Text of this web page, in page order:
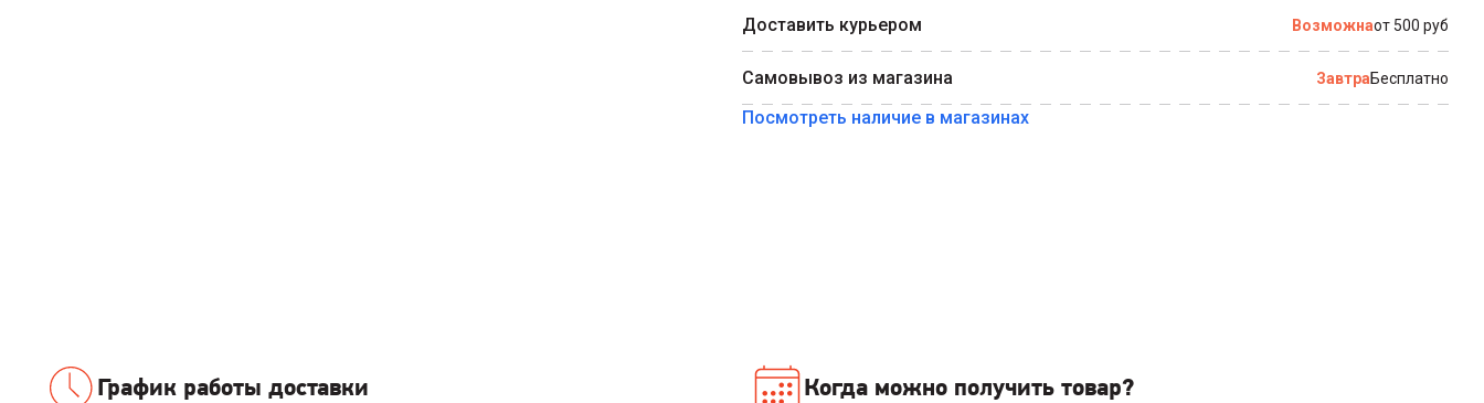
Номер телефона
Доставить курьером Возможнаот 500 руб
Самовывоз из магазина ЗавтраБесплатно
Посмотреть наличие в магазинах
График работы доставки Когда можно получить товар?